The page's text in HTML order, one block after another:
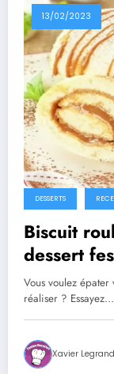
13/02/2023
DESSERTS
Biscuit
dessert
Vous voulez épater
réaliser ? Essayez…
Xavier Legrand